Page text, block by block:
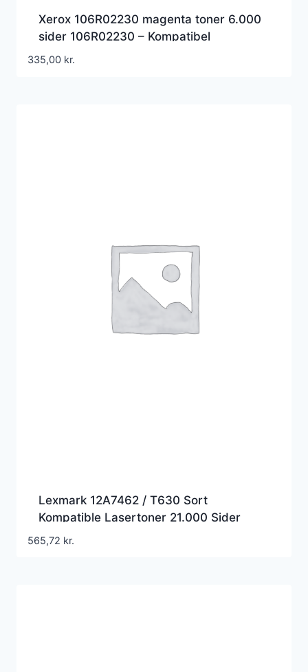
Xerox 106R02230 magenta toner 6.000
sider 106R02230 – Kompatibel
335,00 kr.
Lexmark 12A7462 / T630 Sort
Kompatible Lasertoner 21.000 Sider
565,72 kr.